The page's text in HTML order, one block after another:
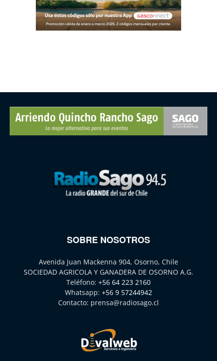
SOBRE NOSOTROS
Avenida Juan Mackenna 904, Osorno, Chile
SOCIEDAD AGRICOLA Y GANADERA DE OSORNO A.G.
Teléfono: +56 64 223 2160
Whatsapp: +56 9 57244942
Contacto: prensa@radiosago.cl